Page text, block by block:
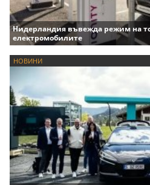
Нидерландия въвежда режим на
електромобилите
НОВИНИ